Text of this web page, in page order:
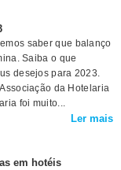
saber que balanço
Saiba o que
desejos para 2023.
da Hotelaria
foi muito...
Ler mais
em hotéis